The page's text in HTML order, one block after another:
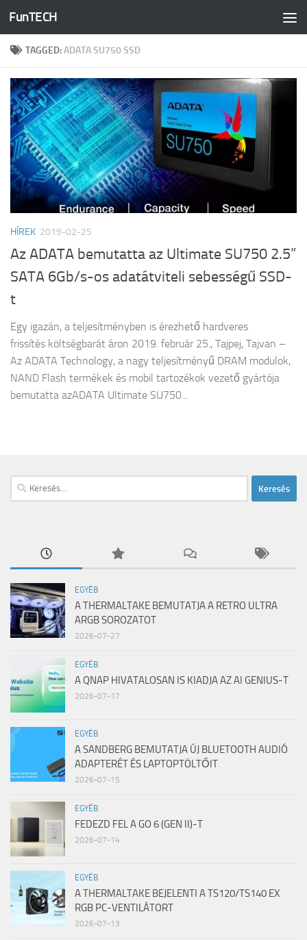
Skip to content
FunTECH
TAGGED:ADATA SU750 SSD
HÍREK 2019-02-25
Az ADATA bemutatta az Ultimate SU750 2.5”
SATA 6Gb/s-os adatátviteli sebességű SSD-
t
Egy igazán, a teljesítményben is érezhető hardveres
frissítés költségbarát áron 2019. február 25., Tajpej, Tajvan –
Az ADATA Technology, a nagy teljesítményű DRAM modulok,
NAND Flash termékek és mobil tartozékok vezető gyártója
bemutatta azADATA Ultimate SU750...
Keresés:
EGYÉB
A THERMALTAKE BEMUTATJA A RETRO ULTRA
ARGB SOROZATOT
2026-07-27
EGYÉB
A QNAP HIVATALOSAN IS KIADJA AZ AI GENIUS-T
2026-07-17
EGYÉB
A SANDBERG BEMUTATJA ÚJ BLUETOOTH AUDIÓ
ADAPTERÉT ÉS LAPTOPTÖLTŐIT
2026-07-15
EGYÉB
FEDEZD FEL A GO 6 (GEN II)-T
2026-07-14
EGYÉB
A THERMALTAKE BEJELENTI A TS120/TS140 EX
RGB PC-VENTILÁTORT
2026-07-13